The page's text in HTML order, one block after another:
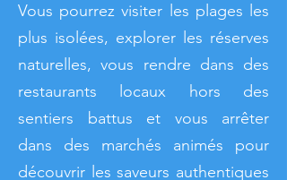
Vous pourrez visiter les plages les
plus isolées, explorer les réserves
naturelles, vous rendre dans des
restaurants locaux hors des
sentiers battus et vous arrêter
dans des marchés animés pour
découvrir les saveurs authentiques